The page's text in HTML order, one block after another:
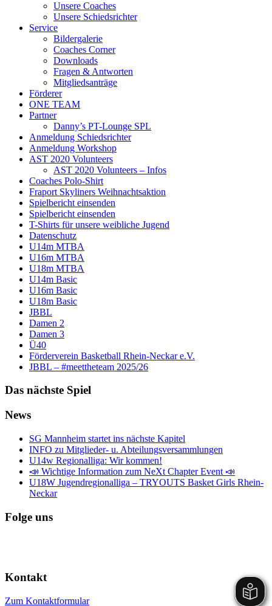
Unsere Coaches
Unsere Schiedsrichter
Service
Bildergalerie
Coaches Corner
Downloads
Fragen & Antworten
Mitgliedsanträge
Förderer
ONE TEAM
Partner
Danny’s PT-Lounge SPL
Anmeldung Schiedsrichter
Anmeldung Workshop
AST 2020 Volunteers
AST 2020 Volunteers – Infos
Coaches Polo-Shirt
Fraport Skyliners Weihnachtsaktion
Spielbericht einsenden
Spielbericht einsenden
T-Shirts für unsere weibliche Jugend
Datenschutz
U14m MTBA
U16m MTBA
U18m MTBA
U14m Basic
U16m Basic
U18m Basic
JBBL
Damen 2
Damen 3
Ü40
Förderverein Basketball Rhein-Neckar e.V.
JBBL – #meettheteam 2025/26
Das nächste Spiel
News
SG Mannheim startet ins nächste Kapitel
INFO zu Mitglieder- u. Abteilungsversammlungen
U14w Regionalliga: Wir kommen!
📣 Wichtige Information zum NeXt Chapter Event 📣
U18W Jugendregionalliga – TRYOUTS Basket Girls Rhein-
Neckar
Folge uns
Kontakt
Zum Kontaktformular